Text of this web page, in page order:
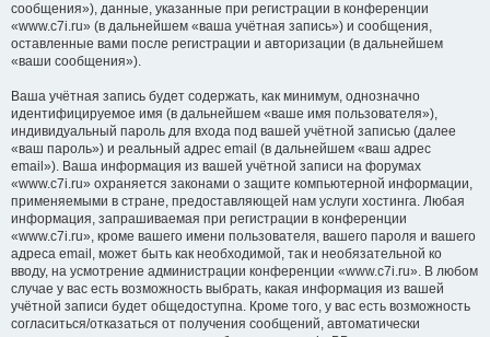
сообщения»), данные, указанные при регистрации в конференции
«www.c7i.ru» (в дальнейшем «ваша учётная запись») и сообщения,
оставленные вами после регистрации и авторизации (в дальнейшем
«ваши сообщения»).
Ваша учётная запись будет содержать, как минимум, однозначно
идентифицируемое имя (в дальнейшем «ваше имя пользователя»),
индивидуальный пароль для входа под вашей учётной записью (далее
«ваш пароль») и реальный адрес email (в дальнейшем «ваш адрес
email»). Ваша информация из вашей учётной записи на форумах
«www.c7i.ru» охраняется законами о защите компьютерной информации,
применяемыми в стране, предоставляющей нам услуги хостинга. Любая
информация, запрашиваемая при регистрации в конференции
«www.c7i.ru», кроме вашего имени пользователя, вашего пароля и вашего
адреса email, может быть как необходимой, так и необязательной ко
вводу, на усмотрение администрации конференции «www.c7i.ru». В любом
случае у вас есть возможность выбрать, какая информация из вашей
учётной записи будет общедоступна. Кроме того, у вас есть возможность
согласиться/отказаться от получения сообщений, автоматически